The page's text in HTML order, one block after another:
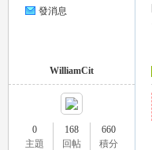
發消息
WilliamCit
0
主題
168
回帖
660
積分